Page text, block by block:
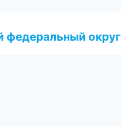
федеральный округ